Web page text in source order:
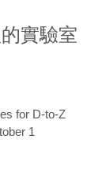
的實驗室
for D-to-Z
1